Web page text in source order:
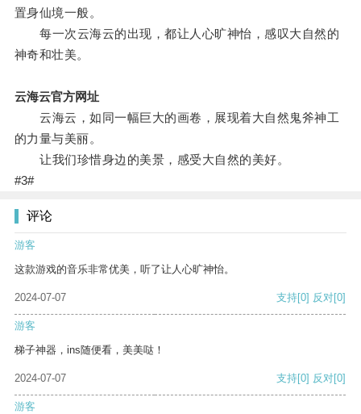
置身仙境一般。
每一次云海云的出现，都让人心旷神怡，感叹大自然的
神奇和壮美。
云海云官方网址
云海云，如同一幅巨大的画卷，展现着大自然鬼斧神工
的力量与美丽。
让我们珍惜身边的美景，感受大自然的美好。
#3#
评论
游客
这款游戏的音乐非常优美，听了让人心旷神怡。
2024-07-07 支持[0] 反对[0]
游客
梯子神器，ins随便看，美美哒！
2024-07-07 支持[0] 反对[0]
游客